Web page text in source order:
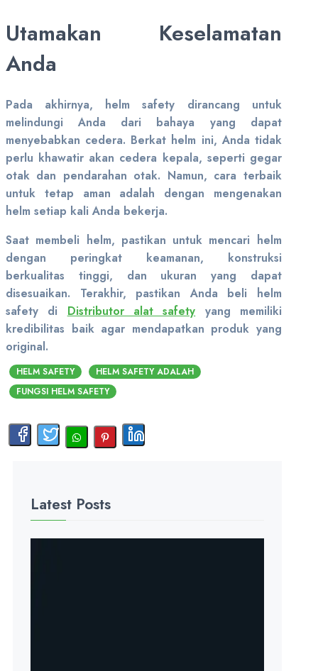
Utamakan Keselamatan
Anda
Pada akhirnya, helm safety dirancang untuk
melindungi Anda dari bahaya yang dapat
menyebabkan cedera. Berkat helm ini, Anda tidak
perlu khawatir akan cedera kepala, seperti gegar
otak dan pendarahan otak. Namun, cara terbaik
untuk tetap aman adalah dengan mengenakan
helm setiap kali Anda bekerja.
Saat membeli helm, pastikan untuk mencari helm
dengan peringkat keamanan, konstruksi
berkualitas tinggi, dan ukuran yang dapat
disesuaikan. Terakhir, pastikan Anda beli helm
safety di Distributor alat safety yang memiliki
kredibilitas baik agar mendapatkan produk yang
original.
HELM SAFETY
HELM SAFETY ADALAH
FUNGSI HELM SAFETY
Latest Posts